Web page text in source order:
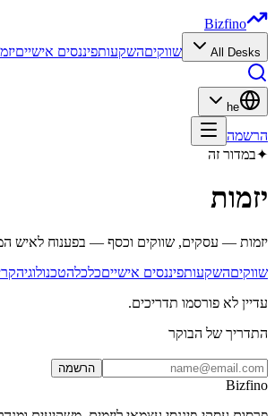
Bizfino
All Desks שווקיםהשקעותפיננסים אישיים
he
הרשמה
✦במדור זה
יזמות
יזמות — עסקים, שווקים וכסף — בפענוח לאיש
שווקיםהשקעותפיננסים אישייםכלכלהטכנולוגיה
עדיין לא פורסמו תדריכים.
התדריך של הבוקר
הרשמה
Bizfino